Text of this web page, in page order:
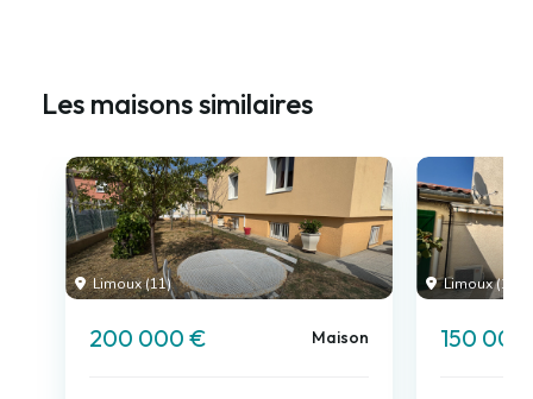
Les maisons similaires
Limoux (11)
200 000 € Maison
Limoux (11)
150